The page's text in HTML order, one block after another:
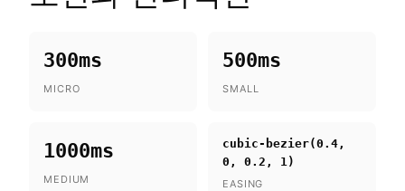
300ms
MICRO
500ms
SMALL
1000ms
MEDIUM
cubic-bezier(0.4,
0, 0.2, 1)
EASING